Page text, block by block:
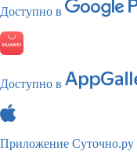
Доступно в
Доступно в
Приложение Суточно.ру